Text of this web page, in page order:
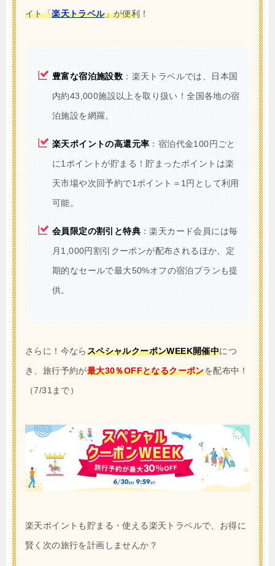
イト「楽天トラベル」が便利 ！
豊富な宿泊施設数 ：楽天トラベルでは、日本国
内約43,000施設以上を取り扱い！全国各地の宿
泊施設を網羅。
楽天ポイントの高還元率 ：宿泊代金100円ごと
に1ポイントが貯まる！貯まったポイントは楽
天市場や次回予約で1ポイント＝1円として利用
可能。
会員限定の割引と特典 ：楽天カード会員には毎
月1,000円割引クーポンが配布されるほか、定
期的なセールで最大50%オフの宿泊プランも提
供。
さらに！今ならスペシャルクーポンWEEK開催中につ
き、旅行予約が最大30％OFFとなるクーポンを配布中！
（7/31まで）
楽天ポイントも貯まる・使える楽天トラベルで、お得に
賢く次の旅行を計画しませんか？